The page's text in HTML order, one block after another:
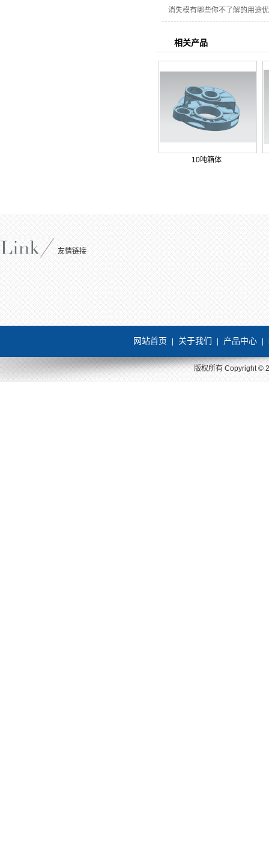
消失模有哪些你不了解的用途
相关产品
10吨箱体
友情链接
网站首页 关于我们 产品中心
版权所有 Copyright ©